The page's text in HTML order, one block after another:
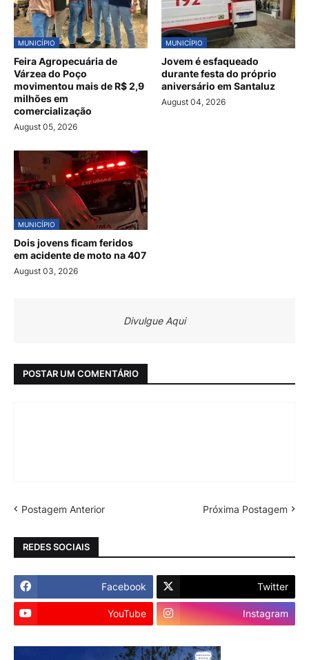
MUNICÍPIO
Feira Agropecuária de
Várzea do Poço
movimentou mais de R$ 2,9
milhões em
comercialização
August 05, 2026
MUNICÍPIO
Jovem é esfaqueado
durante festa do próprio
aniversário em Santaluz
August 04, 2026
MUNICÍPIO
Dois jovens ficam feridos
em acidente de moto na 407
August 03, 2026
Divulgue Aqui
POSTAR UM COMENTÁRIO
Postagem Anterior Próxima Postagem
REDES SOCIAIS
Facebook Twitter
YouTube Instagram